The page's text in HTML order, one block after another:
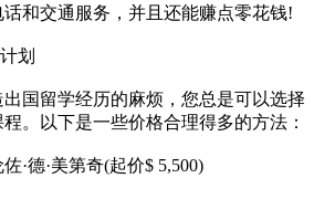
和交通服务，并且还能赚点零花钱!
划
国留学经历的麻烦，您总是可以选择
。以下是一些价格合理得多的方法：
·德·美第奇(起价$ 5,500)